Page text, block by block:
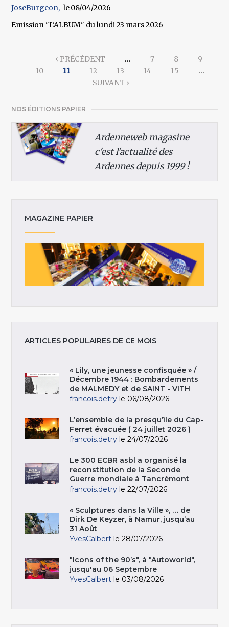
JoseBurgeon
08/04/2026
Emission "L'ALBUM" du lundi 23 mars 2026
‹ PRÉCÉDENT … 7 8
9
10
11 12 13 14 15
…
SUIVANT ›
NOS ÉDITIONS PAPIER
Ardenneweb magasine
c'est l'actualité des
Ardennes depuis 1999 !
MAGAZINE PAPIER
ARTICLES POPULAIRES DE CE MOIS
« Lily, une jeunesse confisquée » /
Décembre 1944 : Bombardements
de MALMEDY et de SAINT - VITH
francois.detry le 06/08/2026
L’ensemble de la presqu’île du Cap-
Ferret évacuée ( 24 juillet 2026 )
francois.detry le 24/07/2026
Le 300 ECBR asbl a organisé la
reconstitution de la Seconde
Guerre mondiale à Tancrémont
francois.detry le 22/07/2026
« Sculptures dans la Ville », … de
Dirk De Keyzer, à Namur, jusqu’au
31 Août
YvesCalbert le 28/07/2026
"Icons of the 90’s", à "Autoworld",
jusqu'au 06 Septembre
YvesCalbert le 03/08/2026